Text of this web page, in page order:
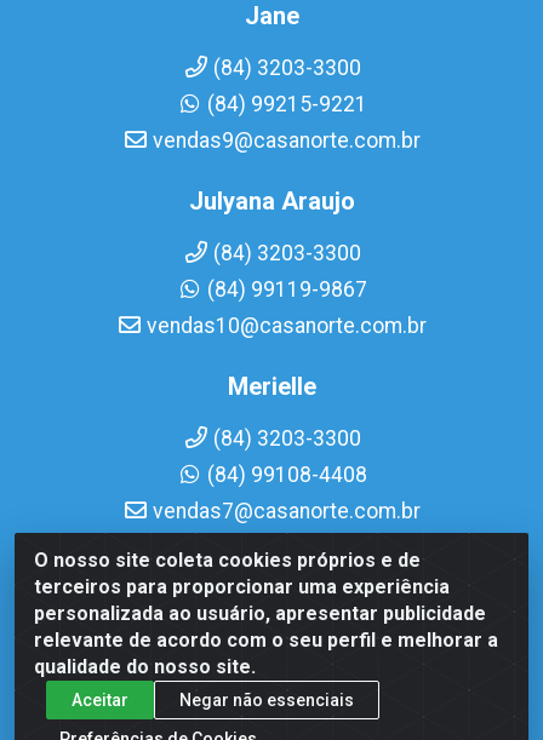
O nosso site coleta cookies próprios e de
terceiros para proporcionar uma experiência
personalizada ao usuário, apresentar publicidade
relevante de acordo com o seu perfil e melhorar a
qualidade do nosso site.
Aceitar
Negar não essenciais
Jane
(84) 3203-3300
(84) 99215-9221
vendas9@casanorte.com.br
Julyana Araujo
(84) 3203-3300
(84) 99119-9867
vendas10@casanorte.com.br
Merielle
(84) 3203-3300
(84) 99108-4408
vendas7@casanorte.com.br
Casa Norte LTDA - Av. Interventor Mário Câmara, 1815 -
Dix-Sept Rosado, Natal/RN - CEP 59054-600 - CNPJ
08.713.513/0001-51